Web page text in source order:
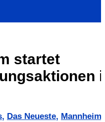
startet
, Das Neueste, Mannheim